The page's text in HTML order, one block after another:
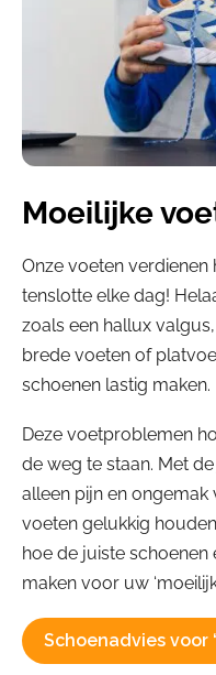
Moeilijke
Onze voeten verdienen
tenslotte elke dag!
zoals een hallux
brede voeten of
schoenen lastig maken.
Deze voetproblemen
de weg te staan. Met
alleen pijn en
voeten gelukkig
hoe de juiste
maken voor uw
Schoenadvies voor